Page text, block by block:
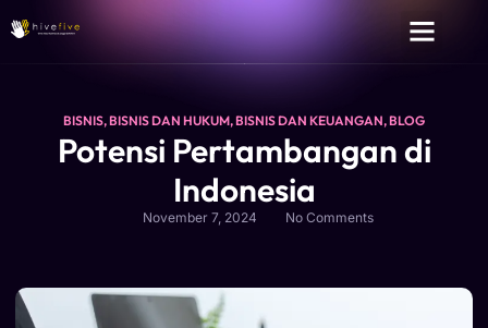
BISNIS,BISNIS DAN HUKUM,BISNIS DAN KEUANGAN,BLOG
Potensi Pertambangan di
Indonesia
November 7, 2024 No Comments